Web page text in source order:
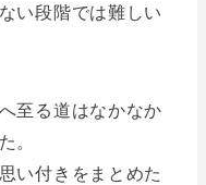
い段階では難しい
至る道はなかなか
。
い付きをまとめた